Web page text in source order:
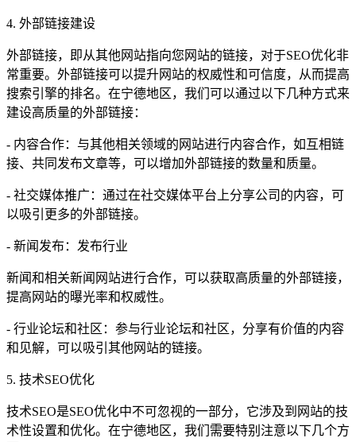
4. 外部链接建设
外部链接，即从其他网站指向您网站的链接，对于SEO优化非
常重要。外部链接可以提升网站的权威性和可信度，从而提高
搜索引擎的排名。在宁德地区，我们可以通过以下几种方式来
建设高质量的外部链接：
- 内容合作：与其他相关领域的网站进行内容合作，如互相链
接、共同发布文章等，可以增加外部链接的数量和质量。
- 社交媒体推广：通过在社交媒体平台上分享公司的内容，可
以吸引更多的外部链接。
- 新闻发布：发布行业
新闻和相关新闻网站进行合作，可以获取高质量的外部链接，
提高网站的曝光率和权威性。
- 行业论坛和社区：参与行业论坛和社区，分享有价值的内容
和见解，可以吸引其他网站的链接。
5. 技术SEO优化
技术SEO是SEO优化中不可忽视的一部分，它涉及到网站的技
术性设置和优化。在宁德地区，我们需要特别注意以下几个方